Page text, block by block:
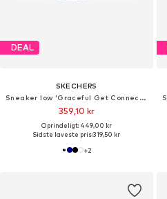
DEAL
SKECHERS
Sneaker low 'Graceful Get Connected'
359,10 kr
Oprindeligt: 449,00 kr
Sidste laveste pris:319,50 kr
+2